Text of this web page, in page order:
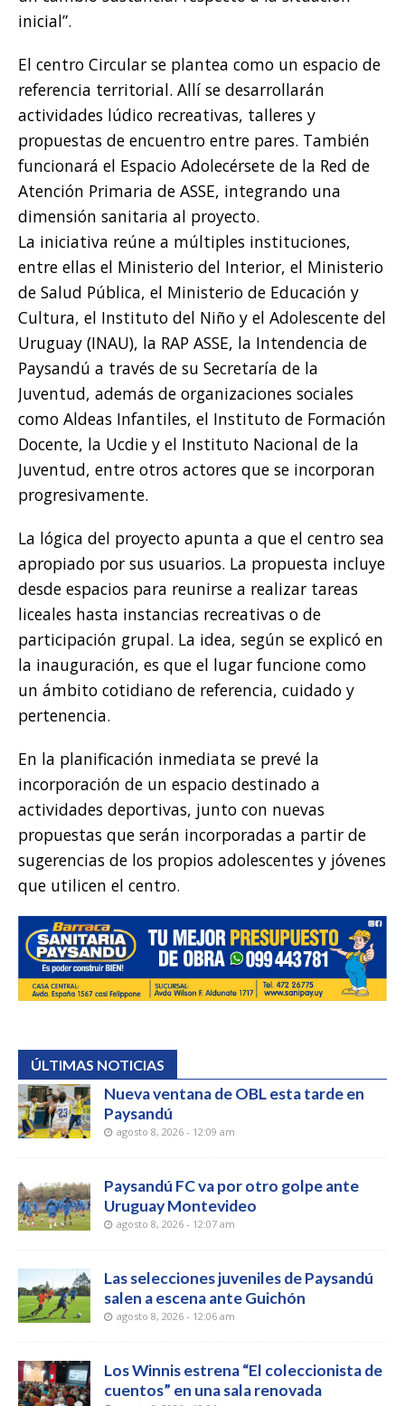
inicial”.
El centro Circular se plantea como un espacio de
referencia territorial. Allí se desarrollarán
actividades lúdico recreativas, talleres y
propuestas de encuentro entre pares. También
funcionará el Espacio Adolecérsete de la Red de
Atención Primaria de ASSE, integrando una
dimensión sanitaria al proyecto.
La iniciativa reúne a múltiples instituciones,
entre ellas el Ministerio del Interior, el Ministerio
de Salud Pública, el Ministerio de Educación y
Cultura, el Instituto del Niño y el Adolescente del
Uruguay (INAU), la RAP ASSE, la Intendencia de
Paysandú a través de su Secretaría de la
Juventud, además de organizaciones sociales
como Aldeas Infantiles, el Instituto de Formación
Docente, la Ucdie y el Instituto Nacional de la
Juventud, entre otros actores que se incorporan
progresivamente.
La lógica del proyecto apunta a que el centro sea
apropiado por sus usuarios. La propuesta incluye
desde espacios para reunirse a realizar tareas
liceales hasta instancias recreativas o de
participación grupal. La idea, según se explicó en
la inauguración, es que el lugar funcione como
un ámbito cotidiano de referencia, cuidado y
pertenencia.
En la planificación inmediata se prevé la
incorporación de un espacio destinado a
actividades deportivas, junto con nuevas
propuestas que serán incorporadas a partir de
sugerencias de los propios adolescentes y jóvenes
que utilicen el centro.
ÚLTIMAS NOTICIAS
Nueva ventana de OBL esta tarde en
Paysandú
agosto 8, 2026 - 12:09 am
Paysandú FC va por otro golpe ante
Uruguay Montevideo
agosto 8, 2026 - 12:07 am
Las selecciones juveniles de Paysandú
salen a escena ante Guichón
agosto 8, 2026 - 12:06 am
Los Winnis estrena “El coleccionista de
cuentos” en una sala renovada